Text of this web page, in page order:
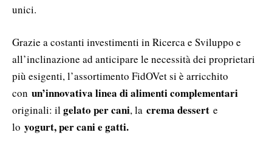
unici.
Grazie a costanti investimenti in Ricerca e Sviluppo e
all’inclinazione ad anticipare le necessità dei proprietari
più esigenti, l’assortimento FidOVet si è arricchito
con un’innovativa linea di alimenti complementari
originali: ilgelato per cani, la crema dessert e
lo yogurt, per cani e gatti.